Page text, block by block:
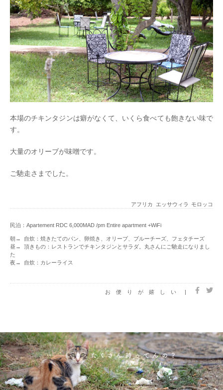
本場のチキンタジンは癖がなくて、いくら食べても飽きない味で
す。
大量のオリーブが味噌です。
ご馳走さまでした。
アフリカ エッサウィラ モロッコ
民泊：Apartement RDC 6,000MAD /pm Entire apartment +WiFi
朝→ 自炊：焼きたてのパン、卵焼き、オリーブ、ブルーチーズ、フェタチーズ
昼→ 頂きもの：レストランでチキンタジンとサラダ。丸さんにご馳走になりまし
た
夜→ 自炊：カレーライス
お便りが嬉しい |